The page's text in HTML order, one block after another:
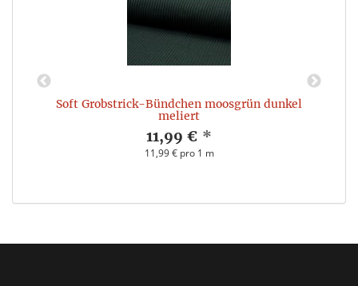
Soft Grobstrick-Bündchen moosgrün dunkel
meliert
11,99 € *
11,99 € pro 1 m